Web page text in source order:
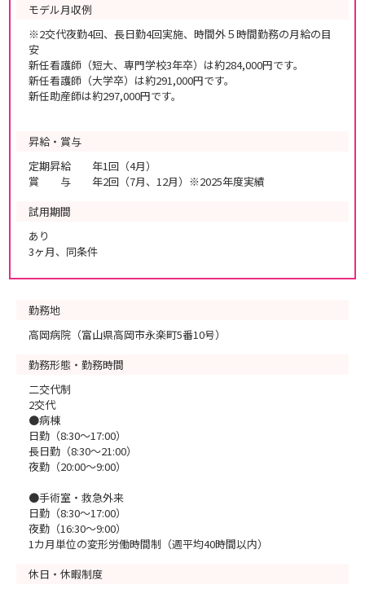
モデル月収例
※2交代夜勤4回、長日勤4回実施、時間外５時間勤務の月給の目
安
新任看護師（短大、専門学校3年卒）は約284,000円です。
新任看護師（大学卒）は約291,000円です。
新任助産師は約297,000円です。
昇給・賞与
定期昇給 年1回（4月）
賞 与 年2回（7月、12月）※2025年度実績
試用期間
あり
3ヶ月、同条件
勤務地
高岡病院（富山県高岡市永楽町5番10号）
勤務形態・勤務時間
二交代制
2交代
●病棟
日勤（8:30～17:00）
長日勤（8:30～21:00）
夜勤（20:00～9:00）
●手術室・救急外来
日勤（8:30～17:00）
夜勤（16:30～9:00）
1カ月単位の変形労働時間制（週平均40時間以内）
休日・休暇制度